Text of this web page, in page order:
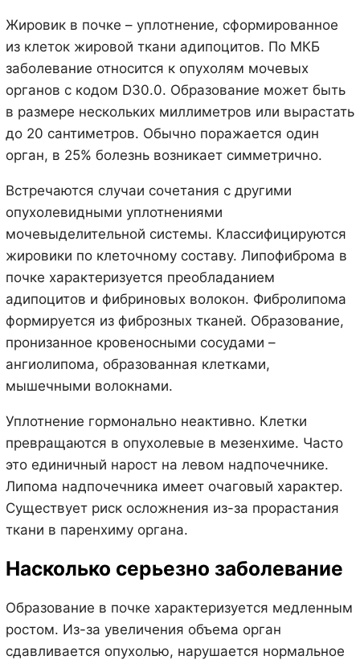
Жировик в почке – уплотнение, сформированное
из клеток жировой ткани адипоцитов. По МКБ
заболевание относится к опухолям мочевых
органов с кодом D30.0. Образование может быть
в размере нескольких миллиметров или вырастать
до 20 сантиметров. Обычно поражается один
орган, в 25% болезнь возникает симметрично.
Встречаются случаи сочетания с другими
опухолевидными уплотнениями
мочевыделительной системы. Классифицируются
жировики по клеточному составу. Липофиброма в
почке характеризуется преобладанием
адипоцитов и фибриновых волокон. Фибролипома
формируется из фиброзных тканей. Образование,
пронизанное кровеносными сосудами –
ангиолипома, образованная клетками,
мышечными волокнами.
Уплотнение гормонально неактивно. Клетки
превращаются в опухолевые в мезенхиме. Часто
это единичный нарост на левом надпочечнике.
Липома надпочечника имеет очаговый характер.
Существует риск осложнения из-за прорастания
ткани в паренхиму органа.
Насколько серьезно заболевание
Образование в почке характеризуется медленным
ростом. Из-за увеличения объема орган
сдавливается опухолью, нарушается нормальное